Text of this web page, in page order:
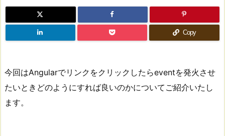
Copy
今回はAngularでリンクをクリックしたらeventを発火させ
たいときどのようにすれば良いのかについてご紹介いたし
ます。